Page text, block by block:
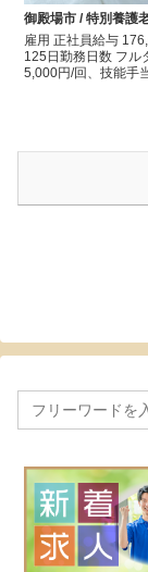
雇用 正社員給与
125日勤務日数 フル
5,000円/回、技能手
Search
for: